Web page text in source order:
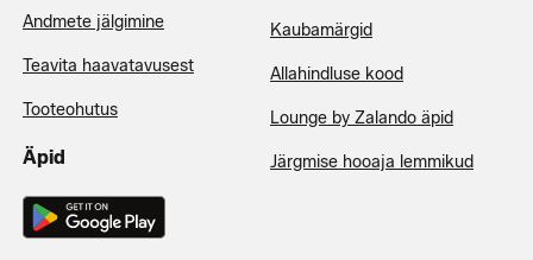
Andmete jälgimine
Teavita haavatavusest
Tooteohutus
Äpid
Kaubamärgid
Allahindluse kood
Lounge by Zalando äpid
Järgmise hooaja lemmikud